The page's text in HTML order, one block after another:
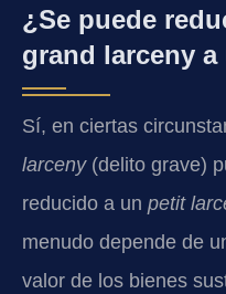
¿Se puede
grand larceny
Sí, en ciertas
larceny(delito grave)
reducido a un petit
menudo depende de
valor de los bienes